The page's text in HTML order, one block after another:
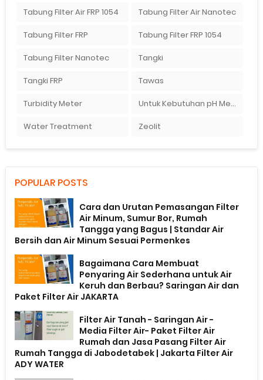
Tabung Filter Air FRP 1054 Tabung Filter Air Nanotec
Tabung Filter FRP Tabung Filter FRP 1054
Tabung Filter Nanotec Tangki
Tangki FRP Tawas
Turbidity Meter Untuk Kebutuhan pH Meter Murah Hanya Di Ady Water
Water Treatment Zeolit
POPULAR POSTS
Cara dan Urutan Pemasangan Filter
Air Minum, Sumur Bor, Rumah
Tangga yang Bagus | Standar Air
Bersih dan Air Minum Sesuai Permenkes
Bagaimana Cara Membuat
Penyaring Air Sederhana untuk Air
Keruh dan Berbau? Saringan Air dan
Paket Filter Air JAKARTA
Filter Air Tanah - Saringan Air -
Media Filter Air- Paket Filter Air
Rumah dan Jasa Pasang Filter Air
Rumah Tangga di Jabodetabek | Jakarta Filter Air
ADY WATER